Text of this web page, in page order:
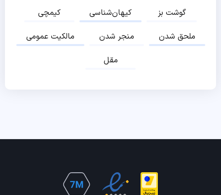
کیمچی
کیهان‌شناسی
گوشت بز
مالکیت عمومی
منجر شدن
ملحق شدن
مقل